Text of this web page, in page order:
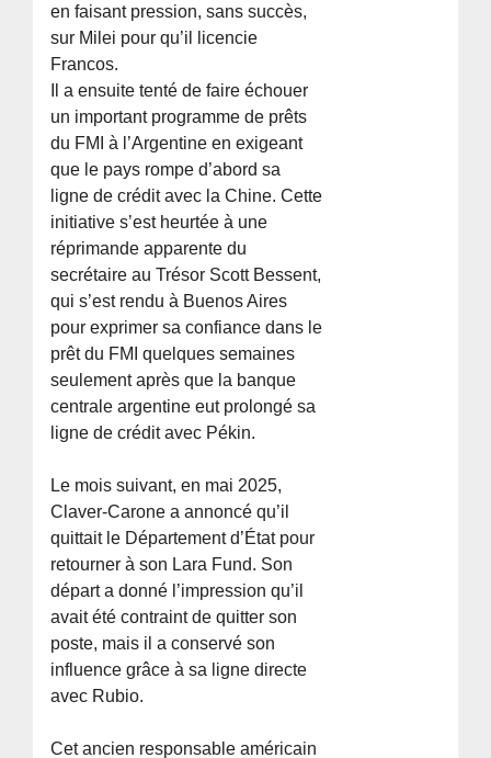
en faisant pression, sans succès,
sur Milei pour qu’il licencie
Francos.
Il a ensuite tenté de faire échouer
un important programme de prêts
du FMI à l’Argentine en exigeant
que le pays rompe d’abord sa
ligne de crédit avec la Chine. Cette
initiative s’est heurtée à une
réprimande apparente du
secrétaire au Trésor Scott Bessent,
qui s’est rendu à Buenos Aires
pour exprimer sa confiance dans le
prêt du FMI quelques semaines
seulement après que la banque
centrale argentine eut prolongé sa
ligne de crédit avec Pékin.
Le mois suivant, en mai 2025,
Claver-Carone a annoncé qu’il
quittait le Département d’État pour
retourner à son Lara Fund. Son
départ a donné l’impression qu’il
avait été contraint de quitter son
poste, mais il a conservé son
influence grâce à sa ligne directe
avec Rubio.
Cet ancien responsable américain